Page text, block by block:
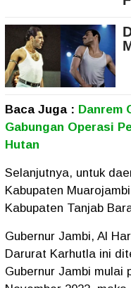
Baca Juga : Danrem
Gabungan Operasi
Hutan
Selanjutnya, untuk
Kabupaten
Kabupaten Tanjab
Gubernur Jambi, Al
Darurat Karhutla ini
Gubernur Jambi mulai